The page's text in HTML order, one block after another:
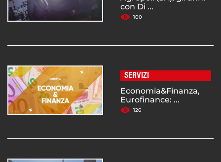
con Di ...
100
SERVIZI
Economia&Finanza,
Eurofinance: ...
126